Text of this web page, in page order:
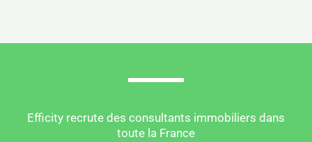
Efficity recrute des consultants immobiliers dans
toute la France